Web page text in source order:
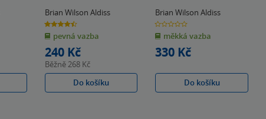
Brian Wilson Aldiss
4.5
z
5
hvězdiček
pevná vazba
240 Kč
Běžně268 Kč
Do košíku
Brian Wilson Aldiss
0.0
z
5
hvězdiček
měkká vazba
330 Kč
Do košíku